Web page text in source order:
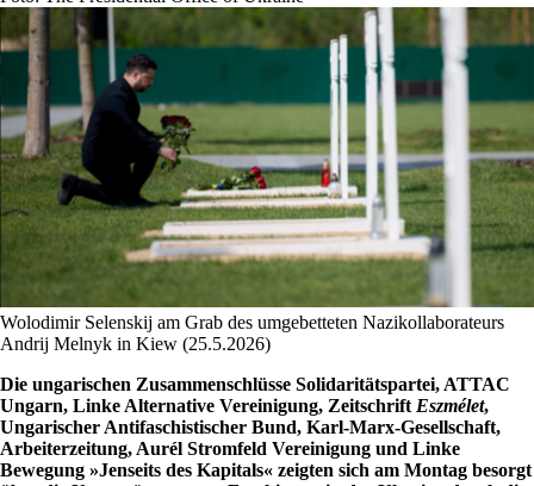
Wolodimir Selenskij am Grab des umgebetteten Nazikollaborateurs
Andrij Melnyk in Kiew (25.5.2026)
Die ungarischen Zusammenschlüsse Solidaritätspartei, ATTAC
Ungarn, Linke Alternative Vereinigung, Zeitschrift Eszmélet,
Ungarischer Antifaschistischer Bund, Karl-Marx-Gesellschaft,
Arbeiterzeitung, Aurél Stromfeld Vereinigung und Linke
Bewegung »Jenseits des Kapitals« zeigten sich am Montag besorgt